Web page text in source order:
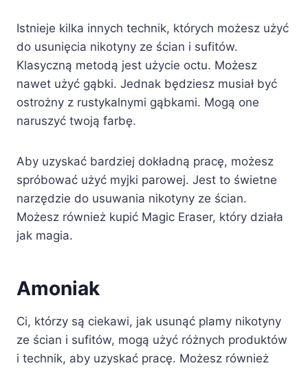
Istnieje kilka innych technik, których możesz użyć
do usunięcia nikotyny ze ścian i sufitów.
Klasyczną metodą jest użycie octu. Możesz
nawet użyć gąbki. Jednak będziesz musiał być
ostrożny z rustykalnymi gąbkami. Mogą one
naruszyć twoją farbę.
Aby uzyskać bardziej dokładną pracę, możesz
spróbować użyć myjki parowej. Jest to świetne
narzędzie do usuwania nikotyny ze ścian.
Możesz również kupić Magic Eraser, który działa
jak magia.
Amoniak
Ci, którzy są ciekawi, jak usunąć plamy nikotyny
ze ścian i sufitów, mogą użyć różnych produktów
i technik, aby uzyskać pracę. Możesz również